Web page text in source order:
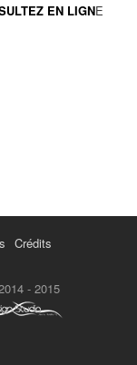
EN LIGNE
Crédits
- 2015